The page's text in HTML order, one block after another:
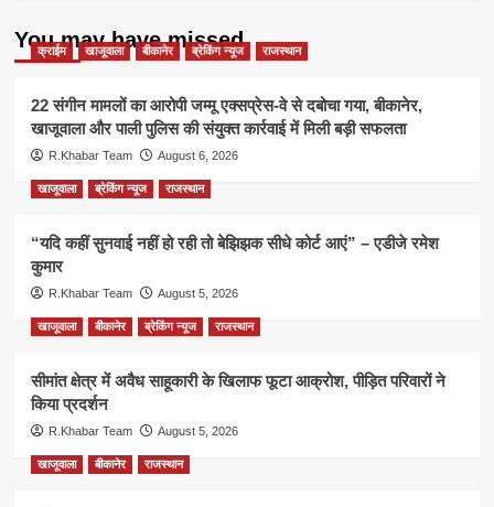
You may have missed
क्राईम खाजूवाला बीकानेर ब्रेकिंग न्यूज राजस्थान
22 संगीन मामलों का आरोपी जम्मू एक्सप्रेस-वे से दबोचा गया, बीकानेर,
खाजूवाला और पाली पुलिस की संयुक्त कार्रवाई में मिली बड़ी सफलता
R.Khabar Team August 6, 2026
खाजूवाला ब्रेकिंग न्यूज राजस्थान
“यदि कहीं सुनवाई नहीं हो रही तो बेझिझक सीधे कोर्ट आएं” – एडीजे रमेश
कुमार
R.Khabar Team August 5, 2026
खाजूवाला बीकानेर ब्रेकिंग न्यूज राजस्थान
सीमांत क्षेत्र में अवैध साहूकारी के खिलाफ फूटा आक्रोश, पीड़ित परिवारों ने
किया प्रदर्शन
R.Khabar Team August 5, 2026
खाजूवाला बीकानेर राजस्थान